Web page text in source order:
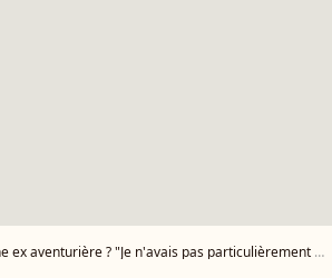
? "Je n'avais pas particulièrement envie d'en parler"